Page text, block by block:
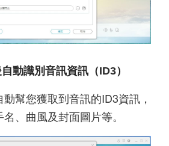
動識別音訊資訊（ID3）
幫您獲取到音訊的ID3資訊，
、曲風及封面圖片等。